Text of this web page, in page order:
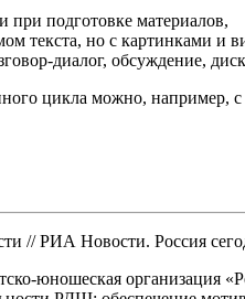
при подготовке материалов,
текста, но с картинками и
диалог, обсуждение,
цикла можно,
// РИА Новости. Россия
юношеская организация